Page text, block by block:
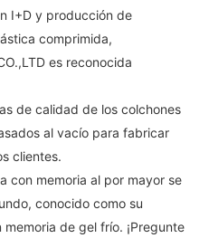
I+D y producción de
comprimida,
es reconocida
de calidad de los colchones
​​al vacío para fabricar
clientes.
con memoria al por mayor se
conocido como su
de gel frío. ¡Pregunte